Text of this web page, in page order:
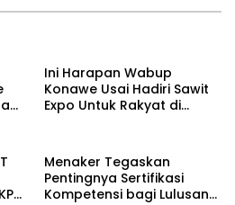
Ini Harapan Wabup
Konawe Usai Hadiri Sawit
Expo Untuk Rakyat di
Menaker Tegaskan
Pentingnya Sertifikasi
Kompetensi bagi Lulusan